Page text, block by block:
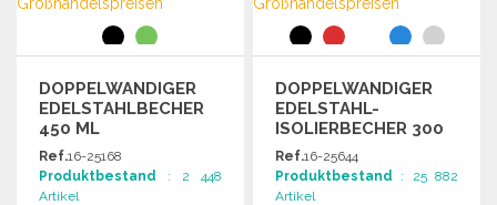
DOPPELWANDIGER
EDELSTAHLBECHER
450 ML
Ref.16-25168
Produktbestand : 2 448
Artikel
DOPPELWANDIGER
EDELSTAHL-
ISOLIERBECHER 300
ML
Ref.16-25644
Produktbestand : 25 882
Artikel